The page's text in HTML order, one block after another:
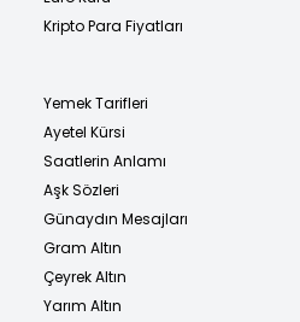
Kripto Para Fiyatları
Yemek Tarifleri
Ayetel Kürsi
Saatlerin Anlamı
Aşk Sözleri
Günaydın Mesajları
Gram Altın
Çeyrek Altın
Yarım Altın